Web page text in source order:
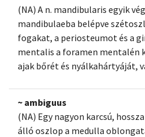
(NA) A n. mandibularis egyik
mandibulaeba belépve
fogakat, a periosteumot és a
mentalis a foramen mentalén
ajak bőrét és nyálkahártyáját,
~ ambiguus
(NA) Egy nagyon karcsú,
álló oszlop a medulla